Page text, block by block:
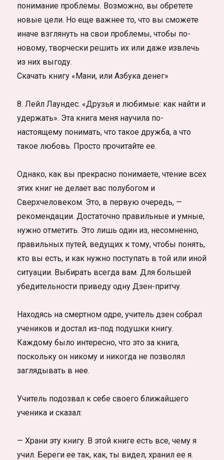
понимание проблемы. Возможно, вы обретете
новые цели. Но еще важнее то, что вы сможете
иначе взглянуть на свои проблемы, чтобы по-
новому, творчески решить их или даже извлечь
из них выгоду.
Скачать книгу «Мани, или Азбука денег»
8. Лейл Лаундес. «Друзья и любимые: как найти и
удержать». Эта книга меня научила по-
настоящему понимать, что такое дружба, а что
такое любовь. Просто прочитайте ее.
Однако, как вы прекрасно понимаете, чтение всех
этих книг не делает вас полубогом и
Сверхчеловеком. Это, в первую очередь, —
рекомендации. Достаточно правильные и умные,
нужно отметить. Это лишь один из, несомненно,
правильных путей, ведущих к тому, чтобы понять,
кто вы есть, и как нужно поступать в той или иной
ситуации. Выбирать всегда вам. Для большей
убедительности приведу одну Дзен-притчу.
Находясь на смертном одре, учитель дзен собрал
учеников и достал из-под подушки книгу.
Каждому было интересно, что это за книга,
поскольку он никому и никогда не позволял
заглядывать в нее.
Учитель подозвал к себе своего ближайшего
ученика и сказал:
— Храни эту книгу. В этой книге есть все, чему я
учил. Береги ее так, как, ты видел, хранил ее я.